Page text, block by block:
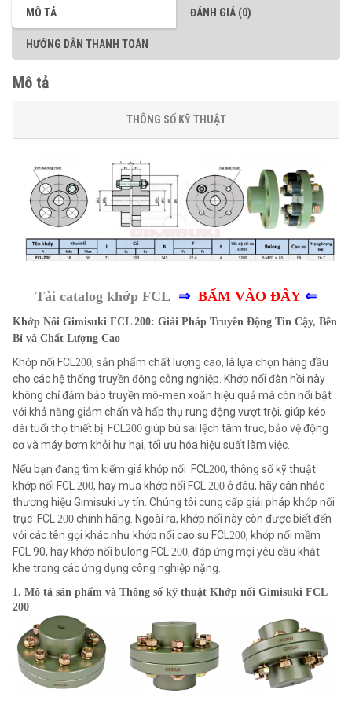
MÔ TẢ ĐÁNH GIÁ (0)
HƯỚNG DẪN THANH TOÁN
Mô tả
THÔNG SỐ KỸ THUẬT
Tải catalog khớp FCL ⇒ BẤM VÀO ĐÂY ⇐
Khớp Nối Gimisuki FCL 200: Giải Pháp Truyền Động Tin Cậy, Bền
Bỉ và Chất Lượng Cao
Khớp nối FCL200, sản phẩm chất lượng cao, là lựa chọn hàng đầu
cho các hệ thống truyền động công nghiệp. Khớp nối đàn hồi này
không chỉ đảm bảo truyền mô-men xoắn hiệu quả mà còn nổi bật
với khả năng giảm chấn và hấp thụ rung động vượt trội, giúp kéo
dài tuổi thọ thiết bị. FCL200 giúp bù sai lệch tâm trục, bảo vệ động
cơ và máy bơm khỏi hư hại, tối ưu hóa hiệu suất làm việc.
Nếu bạn đang tìm kiếm giá khớp nối FCL200, thông số kỹ thuật
khớp nối FCL 200, hay mua khớp nối FCL 200 ở đâu, hãy cân nhắc
thương hiệu Gimisuki uy tín. Chúng tôi cung cấp giải pháp khớp nối
trục FCL 200 chính hãng. Ngoài ra, khớp nối này còn được biết đến
với các tên gọi khác như khớp nối cao su FCL200, khớp nối mềm
FCL 90, hay khớp nối bulong FCL 200, đáp ứng mọi yêu cầu khắt
khe trong các ứng dụng công nghiệp nặng.
1. Mô tả sản phẩm và Thông số kỹ thuật Khớp nối Gimisuki FCL
200